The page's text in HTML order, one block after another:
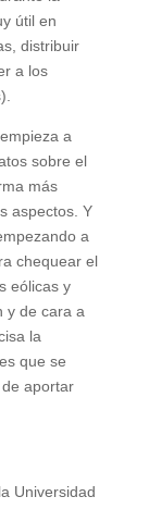
útil en
distribuir
a los
a
sobre el
más
aspectos. Y
a
chequear el
eólicas y
y de cara a
la
que se
aportar
Universidad